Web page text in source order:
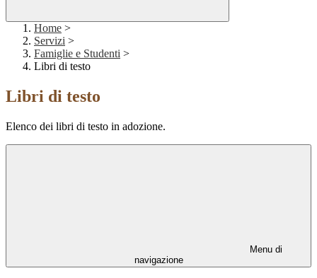
Home >
Servizi >
Famiglie e Studenti >
Libri di testo
Libri di testo
Elenco dei libri di testo in adozione.
Menu di
navigazione